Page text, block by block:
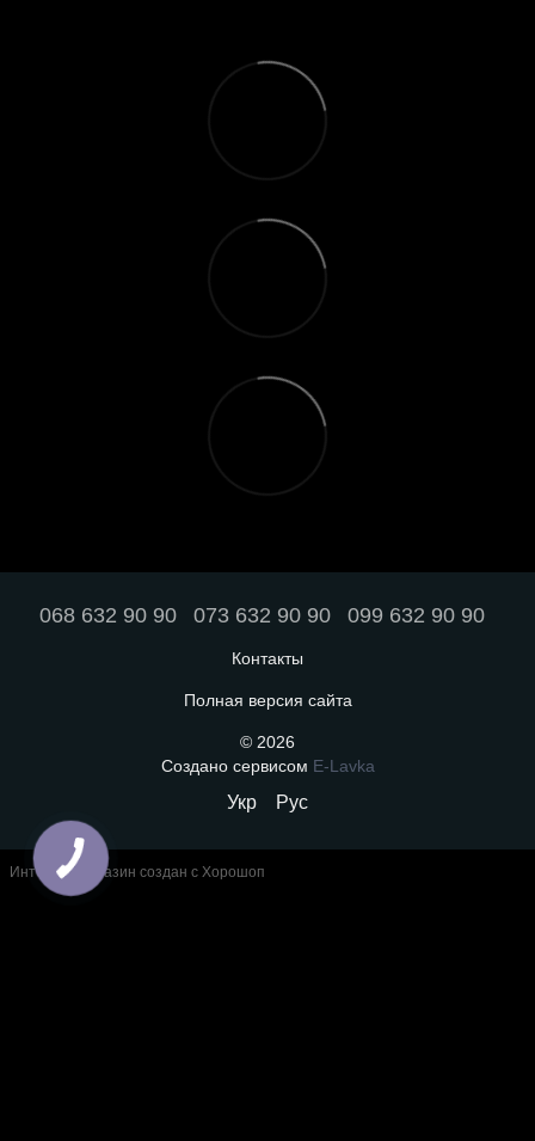
068 632 90 90 073 632 90 90 099 632 90 90
Контакты
Полная версия сайта
© 2026
Создано сервисом E-Lavka
Укр Рус
Интернет-магазин создан с Хорошоп